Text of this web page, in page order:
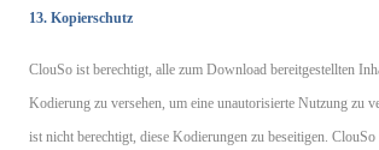
13. Kopierschutz
ClouSo ist berechtigt, alle zum Download bereitgestellten
Kodierung zu versehen, um eine unautorisierte Nutzung zu
ist nicht berechtigt, diese Kodierungen zu beseitigen.